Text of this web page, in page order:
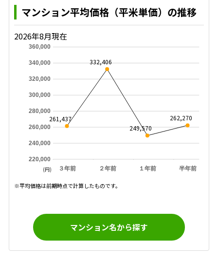
マンション平均価格（平米単価）の推移
2026年8月現在
３年前 ２年前 １年前 半年前
220,000
240,000
260,000
280,000
300,000
320,000
340,000
360,000
261,437
332,406
249,570
262,270
(円)
※平均価格は前期時点で計算したものです。
マンション名から探す